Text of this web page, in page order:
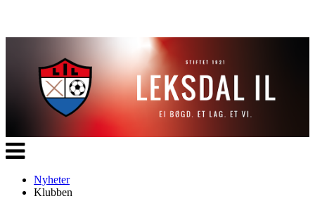
Veksle
navigasjon
Nyheter
Klubben